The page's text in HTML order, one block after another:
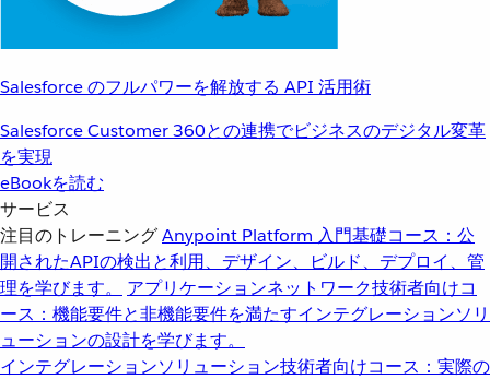
Salesforce のフルパワーを解放する API 活用術
Salesforce Customer 360との連携でビジネスのデジタル変革
を実現
eBookを読む
サービス
注目のトレーニングAnypoint Platform 入門基礎コース：公
開されたAPIの検出と利用、デザイン、ビルド、デプロイ、管
理を学びます。
アプリケーションネットワーク技術者向けコ
ース：機能要件と非機能要件を満たすインテグレーションソリ
ューションの設計を学びます。
インテグレーションソリューション技術者向けコース：実際の